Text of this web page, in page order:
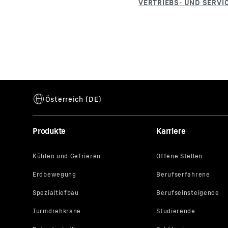
Produkte Karriere